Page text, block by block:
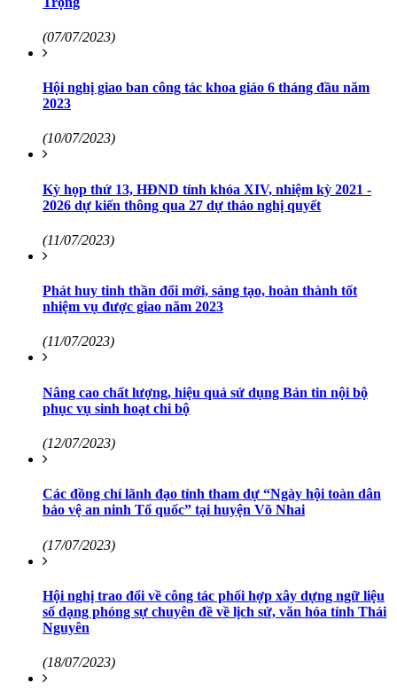
(07/07/2023)
Hội nghị giao ban công tác khoa giáo 6 tháng đầu năm
2023
(10/07/2023)
Kỳ họp thứ 13, HĐND tỉnh khóa XIV, nhiệm kỳ 2021 -
2026 dự kiến thông qua 27 dự thảo nghị quyết
(11/07/2023)
Phát huy tinh thần đổi mới, sáng tạo, hoàn thành tốt
nhiệm vụ được giao năm 2023
(11/07/2023)
Nâng cao chất lượng, hiệu quả sử dụng Bản tin nội bộ
phục vụ sinh hoạt chi bộ
(12/07/2023)
Các đồng chí lãnh đạo tỉnh tham dự “Ngày hội toàn dân
bảo vệ an ninh Tổ quốc” tại huyện Võ Nhai
(17/07/2023)
Hội nghị trao đổi về công tác phối hợp xây dựng ngữ liệu
số dạng phóng sự chuyên đề về lịch sử, văn hóa tỉnh Thái
Nguyên
(18/07/2023)